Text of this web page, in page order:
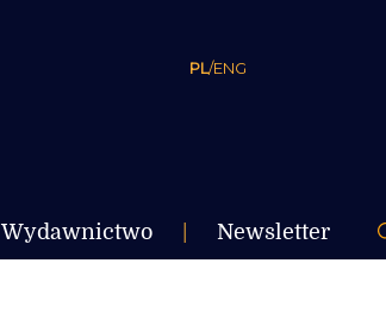
PL/ENG
Wydawnictwo Newsletter